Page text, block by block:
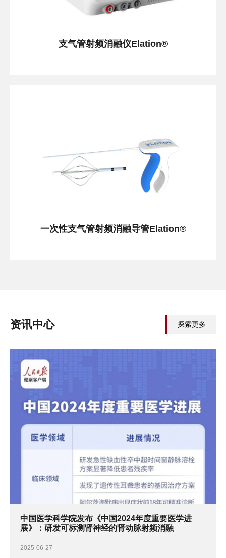
支气管射频消融仪Elation®
一次性支气管射频消融导管Elation®
资讯中心 探索更多
中国医学科学院发布《中国2024年度重要医学进
展》：研发可标测肾神经的肾动脉射频消融
2025-06-27